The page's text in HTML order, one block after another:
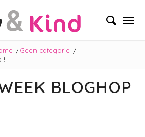
/ Geen categorie /
!
BLOGHOP